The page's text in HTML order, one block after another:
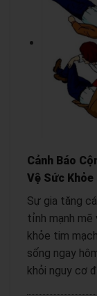
Cảnh Báo
Vệ Sức Khỏe
Sự gia tăng
tỉnh mạnh
khỏe tim
sống ngay
khỏi nguy cơ